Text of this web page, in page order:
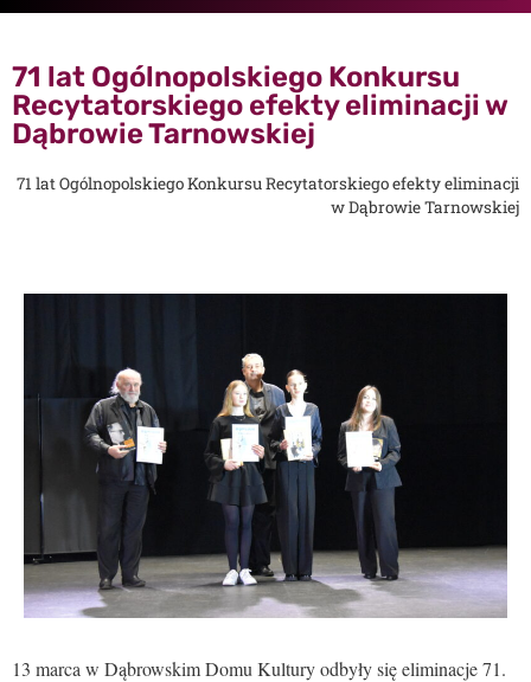
71 lat Ogólnopolskiego Konkursu
Recytatorskiego efekty eliminacji w
Dąbrowie Tarnowskiej
71 lat Ogólnopolskiego Konkursu Recytatorskiego efekty eliminacji
w Dąbrowie Tarnowskiej
13 marca w Dąbrowskim Domu Kultury odbyły się eliminacje 71.